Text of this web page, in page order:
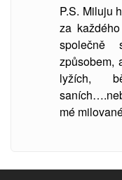
P.S. Miluju
za
společně
způsobem,
lyžích,
mé